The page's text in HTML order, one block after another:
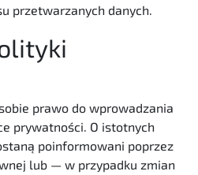
przetwarzanych danych.
prawo do wprowadzania
prywatności. O istotnych
poinformowani poprzez
lub — w przypadku zmian